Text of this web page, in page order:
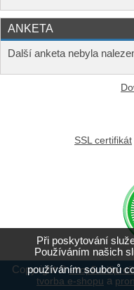
ANKETA
Další anketa nebyla
SSL certifikát
Copyright ©
tvorba e-shopu a
Při poskytování
Používáním našich
používáním souborů